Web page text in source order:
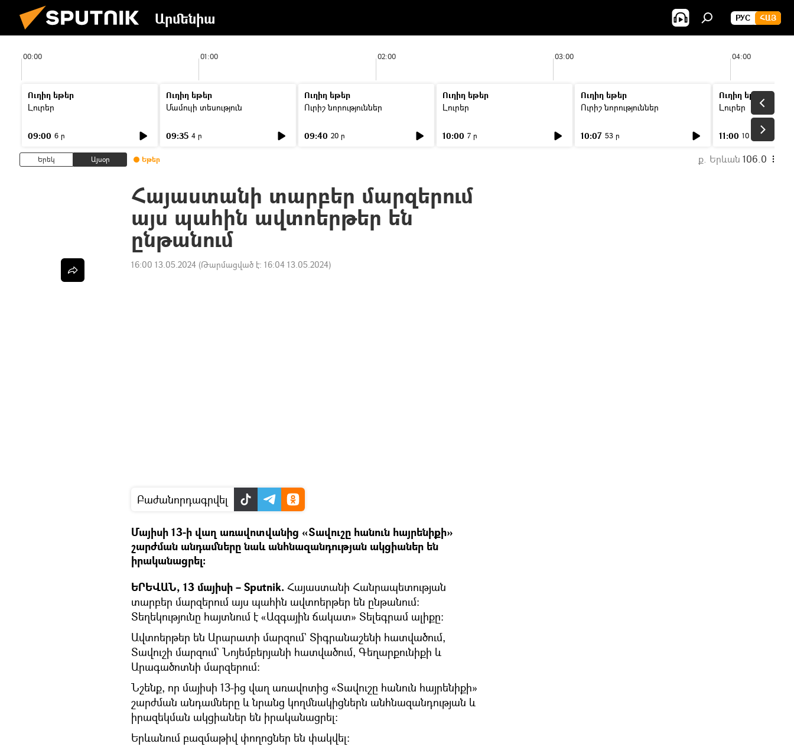
Արմենիա РУС ՀԱՅ
00:00 01:00 02:00 03:00 04:00
Ուղիղ եթեր
Լուրեր
09:00 6 ր
Ուղիղ եթեր
Մամուլի տեսություն
09:35 4 ր
Ուղիղ եթեր
Ուրիշ նորություններ
09:40 20 ր
Ուղիղ եթեր
Լուրեր
10:00 7 ր
Ուղիղ եթեր
Ուրիշ նորություններ
10:07 53 ր
Ուղիղ եթեր
Լուրեր
11:00 10 ր
Երեկ Այսօր Եթեր ք. Երևան 106.0
Հայաստանի տարբեր մարզերում
այս պահին ավտոերթեր են
ընթանում
16:00 13.05.2024 (Թարմացված է: 16:04 13.05.2024)
Բաժանորդագրվել
Մայիսի 13-ի վաղ առավոտվանից «Տավուշը հանուն հայրենիքի»
շարժման անդամները նաև անհնազանդության ակցիաներ են
իրականացրել։
ԵՐԵՎԱՆ, 13 մայիսի – Sputnik. Հայաստանի Հանրապետության
տարբեր մարզերում այս պահին ավտոերթեր են ընթանում։
Տեղեկությունը հայտնում է «Ազգային ճակատ» Տելեգրամ ալիքը։
Ավտոերթեր են Արարատի մարզում` Տիգրանաշենի հատվածում,
Տավուշի մարզում` Նոյեմբերյանի հատվածում, Գեղարքունիքի և
Արագածոտնի մարզերում։
Նշենք, որ մայիսի 13-ից վաղ առավոտից «Տավուշը հանուն հայրենիքի»
շարժման անդամները և նրանց կողմնակիցներն անհնազանդության և
իրազեկման ակցիաներ են իրականացրել։
Երևանում բազմաթիվ փողոցներ են փակվել։